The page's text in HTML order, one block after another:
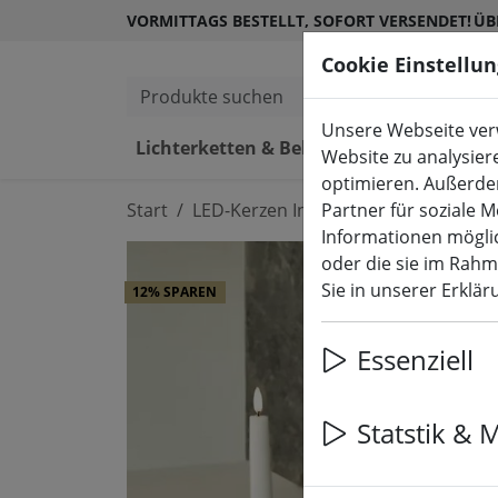
VORMITTAGS BESTELLT, SOFORT VERSENDET!
Produkte suchen
Lichterketten & Beleuchtung
Start LED-Kerzen Indoor & Outdoor
12% SPAREN
Cookie
Unsere Webseite
Website zu
optimieren.
Partner für soziale
Informationen
oder die sie im
Sie in unserer
Essenziell
Statstik &